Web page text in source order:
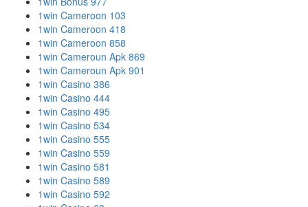
1win Cameroon 103
1win Cameroon 418
1win Cameroon 858
1win Cameroun Apk 869
1win Cameroun Apk 901
1win Casino 386
1win Casino 444
1win Casino 495
1win Casino 534
1win Casino 555
1win Casino 559
1win Casino 581
1win Casino 589
1win Casino 592